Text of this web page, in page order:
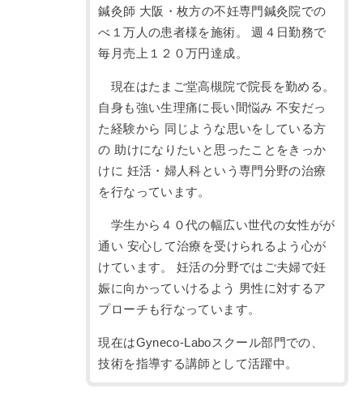
鍼灸師 大阪・枚方の不妊専門鍼灸院での
べ１万人の患者様を施術。 週４日勤務で
毎月売上１２０万円達成。
現在はたまご堂高槻院で院長を勤める。
自身も強い生理痛に長い間悩み 不安だっ
た経験から 同じような思いをしている方
の 助けになりたいと思ったことをきっか
けに 妊活・婦人科という専門分野の治療
を行なっています。
学生から４０代の幅広い世代の女性がが
通い 安心して治療を受けられるよう心が
けています。 妊活の分野ではご夫婦で妊
娠に向かっていけるよう 男性に対するア
プローチも行なっています。
現在はGyneco-Laboスクール部門での、
技術を指導する講師として活躍中。